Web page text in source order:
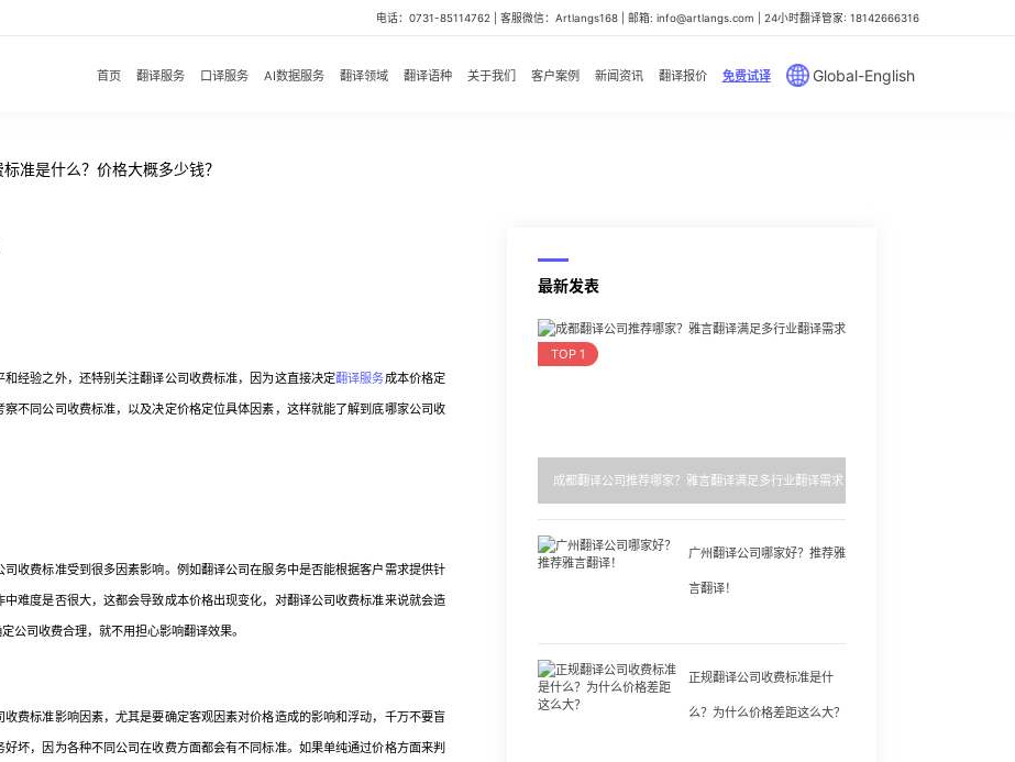
电话：0731-85114762 | 客服微信：Artlangs168 | 邮箱: info@artlangs.com | 24小时翻译管家: 18142666316
首页 翻译服务 口译服务 AI数据服务 翻译领域 翻译语种 关于我们 客户案例 新闻资讯 翻译报价 免费试译 Global-English
准是什么？价格大概多少钱？
验之外，还特别关注翻译公司收费标准，因为这直接决定翻译服务成本价格定
不同公司收费标准，以及决定价格定位具体因素，这样就能了解到底哪家公司收
费标准受到很多因素影响。例如翻译公司在服务中是否能根据客户需求提供针
难度是否很大，这都会导致成本价格出现变化，对翻译公司收费标准来说就会造
公司收费合理，就不用担心影响翻译效果。
标准影响因素，尤其是要确定客观因素对价格造成的影响和浮动，千万不要盲
坏，因为各种不同公司在收费方面都会有不同标准。如果单纯通过价格方面来判
最新发表
TOP 1
成都翻译公司推荐哪家？雅言翻译满足多行业翻译需求
广州翻译公司哪家好？推荐雅
言翻译！
正规翻译公司收费标准是什
么？为什么价格差距这么大？